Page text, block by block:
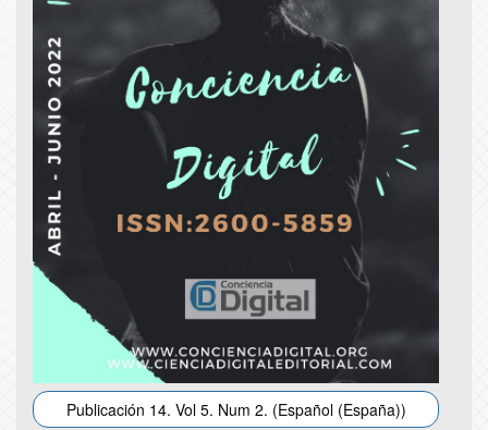
Publicación 14. Vol 5. Num 2. (Español (España))